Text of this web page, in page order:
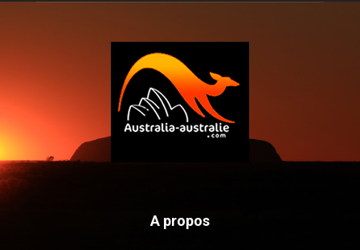
A propos